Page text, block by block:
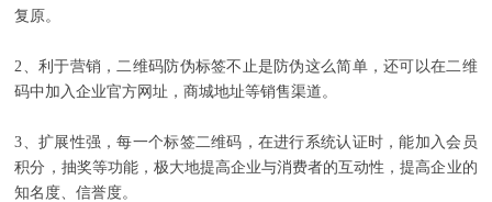
复原。
2、利于营销，二维码防伪标签不止是防伪这么简单，还可以在二维
码中加入企业官方网址，商城地址等销售渠道。
3、扩展性强，每一个标签二维码，在进行系统认证时，能加入会员
积分，抽奖等功能，极大地提高企业与消费者的互动性，提高企业的
知名度、信誉度。